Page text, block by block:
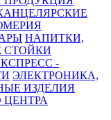
НАПИТКИ,
СТОЙКИ
-
ЭЛЕКТРОНИКА,
ИЗДЕЛИЯ